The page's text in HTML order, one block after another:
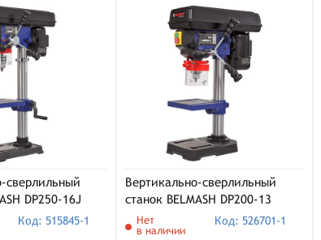
сверлильный
DP250-16J
Код: 515845-1
Вертикально-сверлильный
станок BELMASH DP200-13
Нет
в наличии
Код: 526701-1